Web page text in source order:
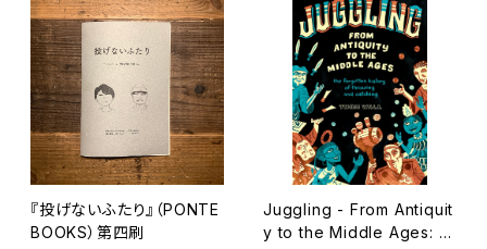
『投げないふたり』（PONTE
BOOKS）第四刷
Juggling - From Antiquit
y to the Middle Ages: th